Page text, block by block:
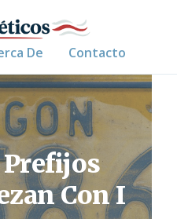
De Contacto
Con I